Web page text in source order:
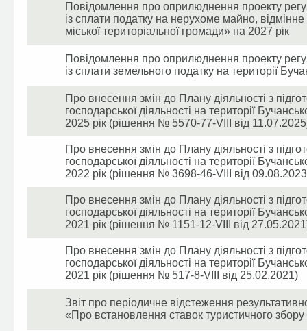
Повідомлення про оприлюднення проекту
із сплати податку на нерухоме майно, відмінне
міської територіальної громади» на 2027 рік
Повідомлення про оприлюднення проекту
із сплати земельного податку на території
Про внесення змін до Плану діяльності з
господарської діяльності на території
2025 рік (рішення № 5570-77-VIII від
Про внесення змін до Плану діяльності з
господарської діяльності на території
2022 рік (рішення № 3698-46-VIII від
Про внесення змін до Плану діяльності з
господарської діяльності на території
2021 рік (рішення № 1151-12-VIII від
Про внесення змін до Плану діяльності з
господарської діяльності на території
2021 рік (рішення № 517-8-VIII від 25.02.2021)
Звіт про періодичне відстеження
«Про встановлення ставок туристичного